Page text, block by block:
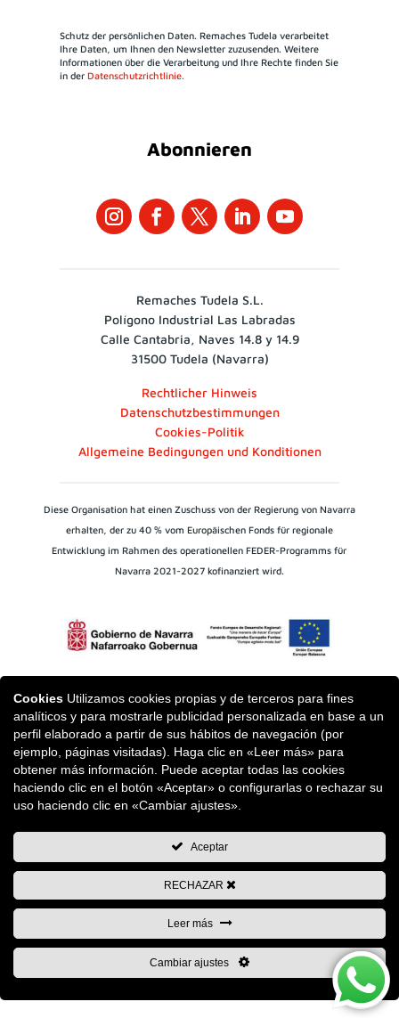
Schutz der persönlichen Daten. Remaches Tudela verarbeitet
Ihre Daten, um Ihnen den Newsletter zuzusenden. Weitere
Informationen über die Verarbeitung und Ihre Rechte finden Sie
in derDatenschutzrichtlinie.
Abonnieren
Remaches Tudela S.L.
Polígono Industrial Las Labradas
Calle Cantabria, Naves 14.8 y 14.9
31500 Tudela (Navarra)
Rechtlicher Hinweis
Datenschutzbestimmungen
Cookies-Politik
Allgemeine Bedingungen und Konditionen
Diese Organisation hat einen Zuschuss von der Regierung von Navarra
erhalten, der zu 40 % vom Europäischen Fonds für regionale
Entwicklung im Rahmen des operationellen FEDER-Programms für
Navarra 2021-2027 kofinanziert wird.
Finanziert von der Europäischen Union-Next Generation EU
Dieses Projekt ist Teil der vom Europäischen Fonds für
koordinierten und von den autonomen Regionen
verwalteten Beihilfelinie für Energieeinsparung und -
effizienz in KMU und Großunternehmen des
Industriesektors, die dem Nationalen Energieeffizienzfonds
unterstellt ist, mit dem Ziel, eine saubere und nachhaltige
Wirtschaft zu erreichen.
„Ein Weg, Europa zu machen
Cookies Utilizamos cookies propias y de terceros para fines
analíticos y para mostrarle publicidad personalizada en base a un
perfil elaborado a partir de sus hábitos de navegación (por
ejemplo, páginas visitadas). Haga clic en «Leer más» para
obtener más información. Puede aceptar todas las cookies
haciendo clic en el botón «Aceptar» o configurarlas o rechazar su
uso haciendo clic en «Cambiar ajustes».
Aceptar
RECHAZAR
Leer más
Cambiar ajustes